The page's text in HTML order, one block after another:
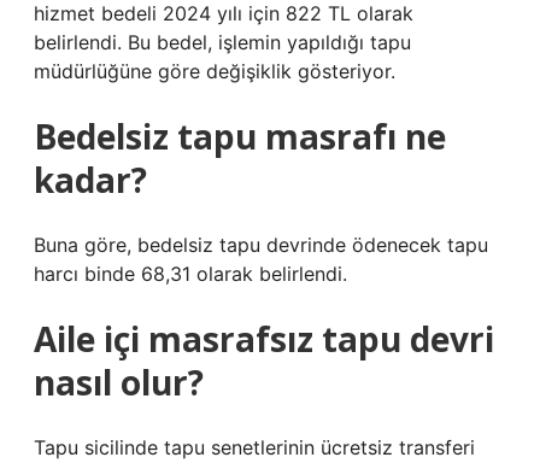
hizmet bedeli 2024 yılı için 822 TL olarak
belirlendi. Bu bedel, işlemin yapıldığı tapu
müdürlüğüne göre değişiklik gösteriyor.
Bedelsiz tapu masrafı ne
kadar?
Buna göre, bedelsiz tapu devrinde ödenecek tapu
harcı binde 68,31 olarak belirlendi.
Aile içi masrafsız tapu devri
nasıl olur?
Tapu sicilinde tapu senetlerinin ücretsiz transferi